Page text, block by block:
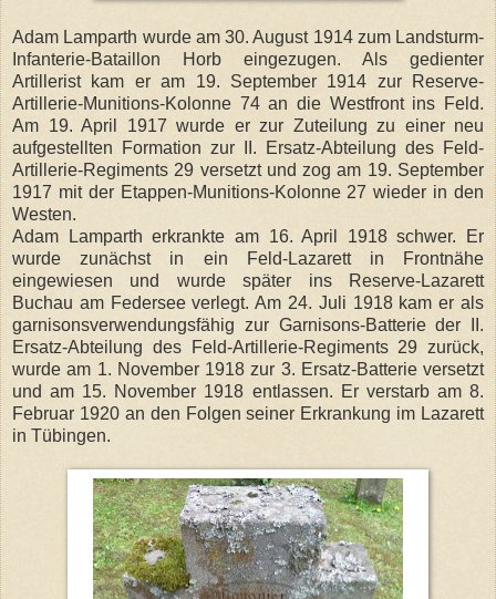
Adam Lamparth wurde am 30. August 1914 zum Landsturm-
Infanterie-Bataillon Horb eingezugen. Als gedienter
Artillerist kam er am 19. September 1914 zur Reserve-
Artillerie-Munitions-Kolonne 74 an die Westfront ins Feld.
Am 19. April 1917 wurde er zur Zuteilung zu einer neu
aufgestellten Formation zur II. Ersatz-Abteilung des Feld-
Artillerie-Regiments 29 versetzt und zog am 19. September
1917 mit der Etappen-Munitions-Kolonne 27 wieder in den
Westen.
Adam Lamparth erkrankte am 16. April 1918 schwer. Er
wurde zunächst in ein Feld-Lazarett in Frontnähe
eingewiesen und wurde später ins Reserve-Lazarett
Buchau am Federsee verlegt. Am 24. Juli 1918 kam er als
garnisonsverwendungsfähig zur Garnisons-Batterie der II.
Ersatz-Abteilung des Feld-Artillerie-Regiments 29 zurück,
wurde am 1. November 1918 zur 3. Ersatz-Batterie versetzt
und am 15. November 1918 entlassen. Er verstarb am 8.
Februar 1920 an den Folgen seiner Erkrankung im Lazarett
in Tübingen.